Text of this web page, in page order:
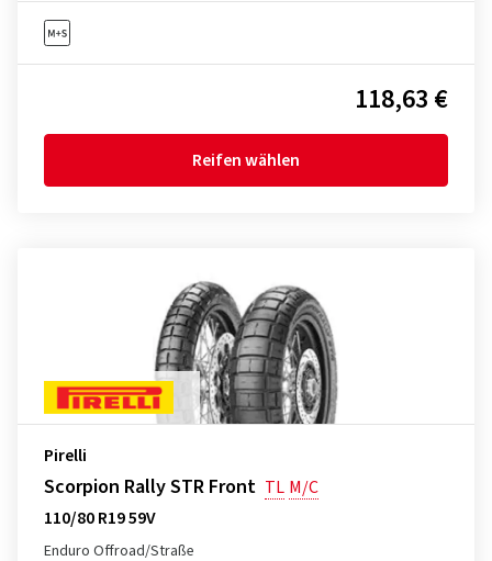
118,63 €
Reifen wählen
Pirelli
Scorpion Rally STR Front TL M/C
110/80 R19 59V
Enduro Offroad/Straße